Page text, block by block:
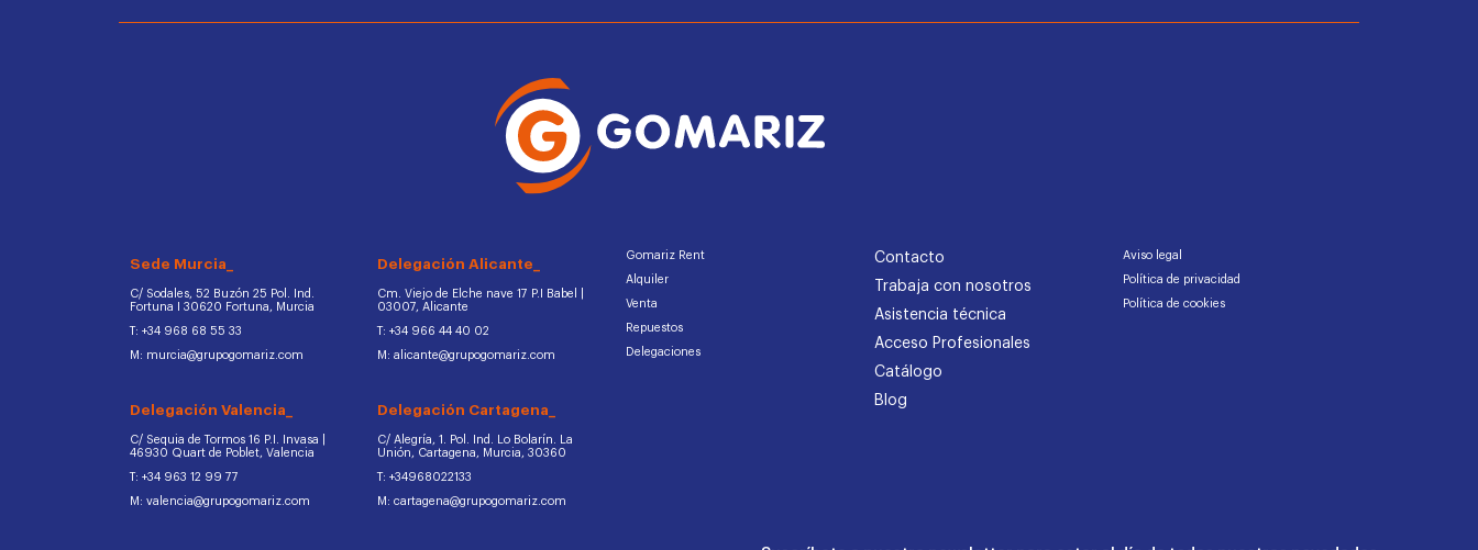
Sede Murcia_
C/ Sodales, 52 Buzón 25 Pol. Ind.
Fortuna I 30620 Fortuna, Murcia
T: +34 968 68 55 33
M: murcia@grupogomariz.com
Delegación Valencia_
C/ Sequia de Tormos 16 P.I. Invasa |
46930 Quart de Poblet, Valencia
T: +34 963 12 99 77
M: valencia@grupogomariz.com
Delegación Alicante_
Cm. Viejo de Elche nave 17 P.I Babel |
03007, Alicante
T: +34 966 44 40 02
M: alicante@grupogomariz.com
Delegación Cartagena_
C/ Alegría, 1. Pol. Ind. Lo Bolarín. La
Unión, Cartagena, Murcia, 30360
T: +34968022133
M: cartagena@grupogomariz.com
Gomariz Rent
Alquiler
Venta
Repuestos
Delegaciones
Contacto
Trabaja con nosotros
Asistencia técnica
Acceso Profesionales
Catálogo
Blog
Aviso legal
Política de privacidad
Política de cookies